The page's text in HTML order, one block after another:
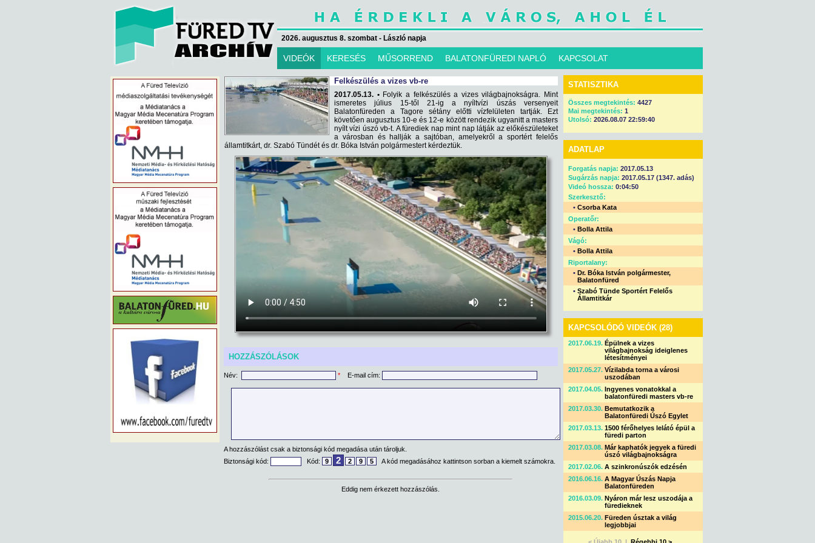
2026. augusztus 8. szombat - László napja
VIDEÓK KERESÉS MŰSORREND BALATONFÜREDI NAPLÓ KAPCSOLAT
Felkészülés a vizes vb-re
2017.05.13. •Folyik a felkészülés a vizes világbajnokságra. Mint
ismeretes július 15-től 21-ig a nyíltvízi úszás versenyeit
Balatonfüreden a Tagore sétány előtti vízfelületen tartják. Ezt
követően augusztus 10-e és 12-e között rendezik ugyanitt a masters
nyílt vízi úszó vb-t. A fürediek nap mint nap látják az előkészületeket
a városban és hallják a sajtóban, amelyekről a sportért felelős
államtitkárt, dr. Szabó Tündét és dr. Bóka István polgármestert kérdeztük.
HOZZÁSZÓLÁSOK
Név: * E-mail cím:
A hozzászólást csak a biztonsági kód megadása után tároljuk.
Biztonsági kód:
Kód: 9 2 2 9 5 A kód megadásához kattintson sorban a kiemelt számokra.
Eddig nem érkezett hozzászólás.
STATISZTIKA
Összes megtekintés: 4427
Mai megtekintés: 1
Utolsó: 2026.08.07 22:59:40
ADATLAP
Forgatás napja: 2017.05.13
Sugárzás napja: 2017.05.17 (1347. adás)
Videó hossza: 0:04:50
Szerkesztő:
• Csorba Kata
Operatőr:
• Bolla Attila
Vágó:
• Bolla Attila
Riportalany:
• Dr. Bóka István polgármester,
Balatonfüred
• Szabó Tünde Sportért Felelős
Államtitkár
KAPCSOLÓDÓ VIDEÓK (28)
2017.06.19. Épülnek a vizes
világbajnokság ideiglenes
létesítményei
2017.05.27. Vízilabda torna a városi
uszodában
2017.04.05. Ingyenes vonatokkal a
balatonfüredi masters vb-re
2017.03.30. Bemutatkozik a
Balatonfüredi Úszó Egylet
2017.03.13. 1500 férőhelyes lelátó épül a
füredi parton
2017.03.08. Már kaphatók jegyek a füredi
úszó világbajnokságra
2017.02.06. A szinkronúszók edzésén
2016.06.16. A Magyar Úszás Napja
Balatonfüreden
2016.03.09. Nyáron már lesz uszodája a
füredieknek
2015.06.20. Füreden úsztak a világ
legjobbjai